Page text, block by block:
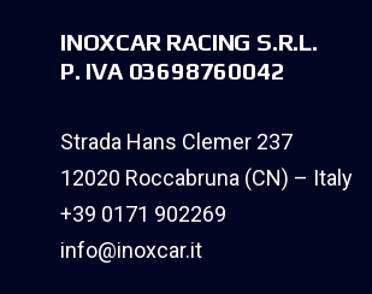
INOXCAR RACING S.R.L.
P. IVA 03698760042
Strada Hans Clemer 237
12020 Roccabruna (CN) – Italy
+39 0171 902269
info@inoxcar.it